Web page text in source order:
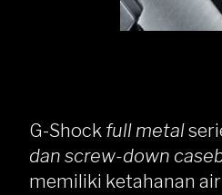
G-Shock full metal
dan screw-down
memiliki ketahanan